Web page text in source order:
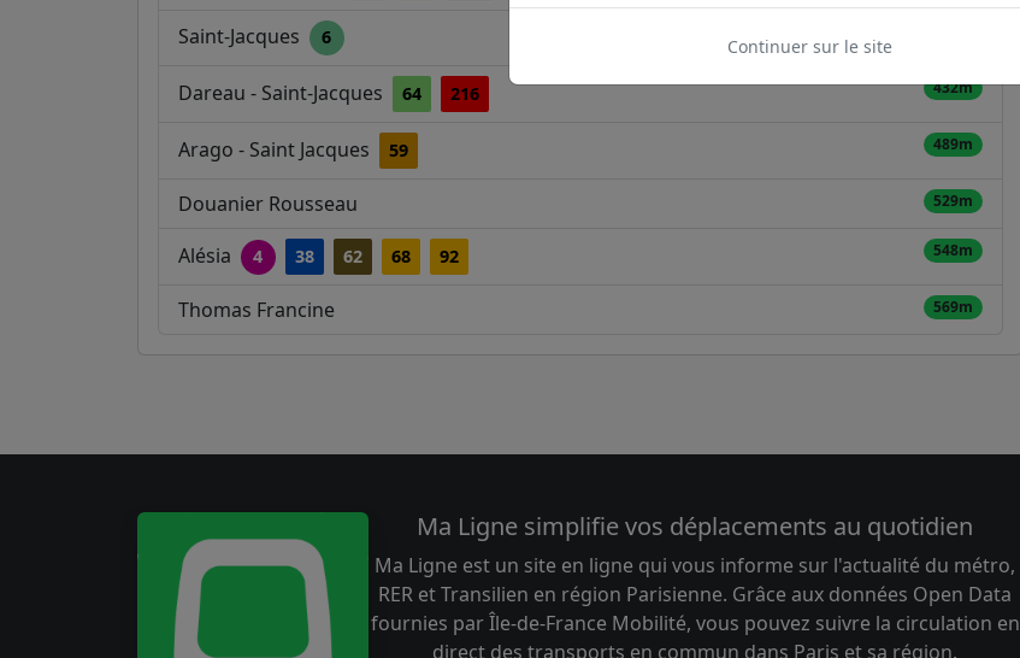
Saint-Jacques 6
Dareau - Saint-Jacques 64 216 432m
Arago - Saint Jacques 59 489m
Douanier Rousseau 529m
Alésia 4 38 62 68 92 548m
Thomas Francine 569m
Ma Ligne simplifie vos déplacements au quotidien
Ma Ligne est un site en ligne qui vous informe sur l'actualité du métro,
RER et Transilien en région Parisienne. Grâce aux données Open Data
fournies par Île-de-France Mobilité, vous pouvez suivre la circulation en
direct des transports en commun dans Paris et sa région.
Continuer sur le site